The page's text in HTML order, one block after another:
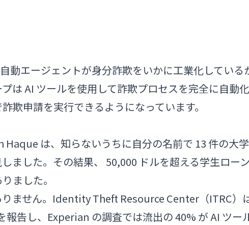
動エージェントが身分詐欺をいかに工業化している
は AI ツールを使用して詐欺プロセスを完全に自動化
欺申請を実行できるようになっています。
は、知らないうちに自分の名前で 13 件の大学
ました。その結果、 50,000 ドルを超える学生ローン
ました。
ません。Identity Theft Resource Center（ITRC）
報告し、Experian の調査では流出の 40% が AI ツー